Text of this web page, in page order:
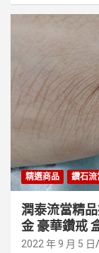
精選商品 鑽石流
潤泰流當精
金 豪華鑽戒
2022 年 9 月 5 日